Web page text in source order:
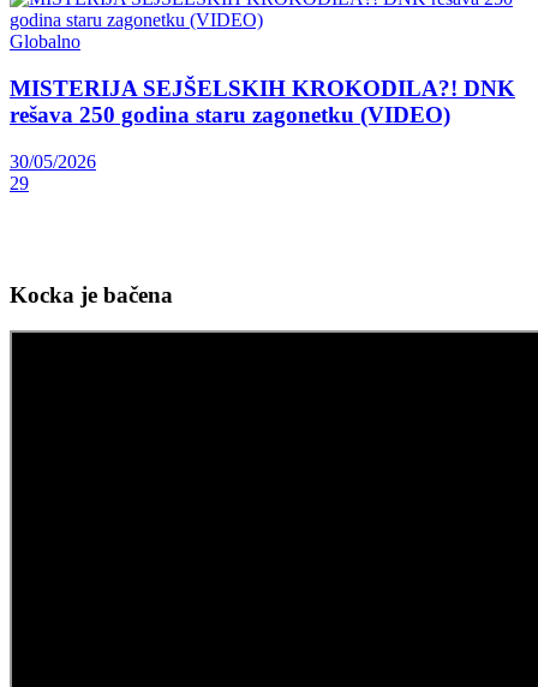
Globalno
MISTERIJA SEJŠELSKIH KROKODILA?! DNK
rešava 250 godina staru zagonetku (VIDEO)
30/05/2026
29
Kocka je bačena